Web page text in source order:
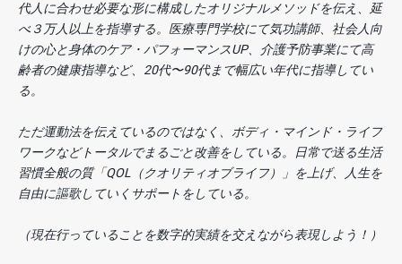
代人に合わせ必要な形に構成したオリジナルメソッドを伝え、延
べ３万人以上を指導する。医療専門学校にて気功講師、社会人向
けの心と身体のケア・パフォーマンスUP、介護予防事業にて高
齢者の健康指導など、20代〜90代まで幅広い年代に指導してい
る。
ただ運動法を伝えているのではなく、ボディ・マインド・ライフ
ワークなどトータルでまるごと改善をしている。日常で送る生活
習慣全般の質「QOL（クオリティオブライフ）」を上げ、人生を
自由に謳歌していくサポートをしている。
（現在行っていることを数字的実績を交えながら表現しよう！）